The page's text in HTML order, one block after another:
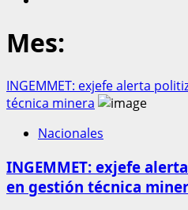
Mes:
INGEMMET: exjefe alerta
técnica minera
Nacionales
INGEMMET: exjefe
en gestión técnica